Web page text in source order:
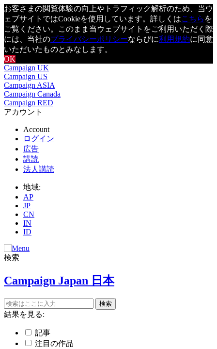
お客さまの閲覧体験の向上やトラフィック解析のため、当ウ
ェブサイトではCookieを使用しています。詳しくはこちら を
ご覧ください。このまま当ウェブサイトをご利用いただく際
には、当社のプライバシーポリシーならびに利用規約に同意
いただいたものとみなします。
OK
Campaign UK
Campaign US
Campaign ASIA
Campaign Canada
Campaign RED
アカウント
Account
ログイン
広告
講読
法人講読
地域:
AP
JP
CN
IN
ID
検索
Campaign Japan 日本
結果を見る:
記事
注目の作品